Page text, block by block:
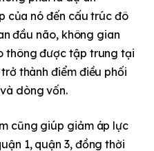
của nó đến cấu trúc đô
đầu não, không gian
thông được tập trung tại
thành điểm điều phối
dòng vốn.
cũng giúp giảm áp lực
1, quận 3, đồng thời